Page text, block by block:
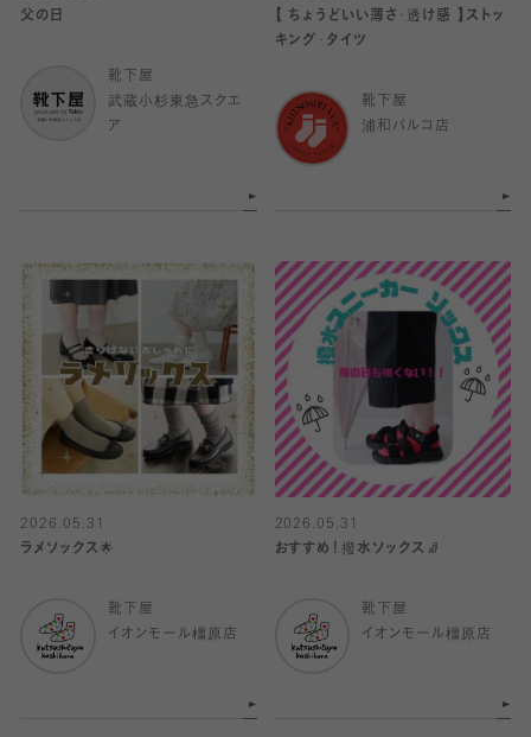
父の日
靴下屋
武蔵小杉東急スクエ
ア
【 ちょうどいい薄さ･透け感 】ストッ
キング･タイツ
靴下屋
浦和パルコ店
2026.05.31
ラメソックス🌟
靴下屋
イオンモール橿原店
2026.05.31
おすすめ！撥水ソックス🧦
靴下屋
イオンモール橿原店